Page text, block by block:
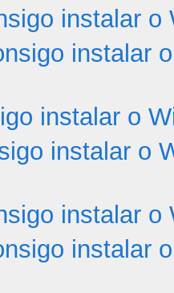
instalar o
instalar
instalar o
instalar o
instalar o
instalar